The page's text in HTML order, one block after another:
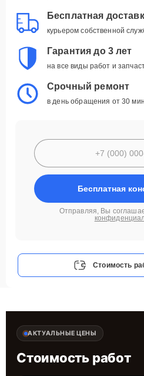
Бесплатная
курьером собственной
Гарантия до 3 лет
на все виды работ и
Срочный ремонт
в день обращения от 30
Бесплатная
Отправляя, Вы
Стоимость
АКТУАЛЬНЫЕ ЦЕНЫ
Стоимость работ